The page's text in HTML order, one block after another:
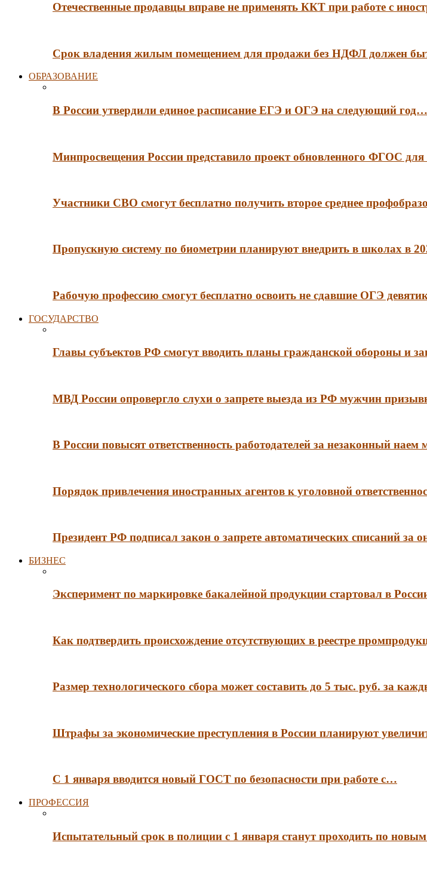
Отечественные продавцы вправе не применять ККТ при работе с
Срок владения жилым помещением для продажи без НДФЛ должен
ОБРАЗОВАНИЕ
В России утвердили единое расписание ЕГЭ и ОГЭ на следующий год…
Минпросвещения России представило проект обновленного ФГОС для
Участники СВО смогут бесплатно получить второе среднее
Пропускную систему по биометрии планируют внедрить в школах в
Рабочую профессию смогут бесплатно освоить не сдавшие ОГЭ
ГОСУДАРСТВО
Главы субъектов РФ смогут вводить планы гражданской обороны и
МВД России опровергло слухи о запрете выезда из РФ мужчин
В России повысят ответственность работодателей за незаконный наем
Порядок привлечения иностранных агентов к уголовной
Президент РФ подписал закон о запрете автоматических списаний за
БИЗНЕС
Эксперимент по маркировке бакалейной продукции стартовал в
Как подтвердить происхождение отсутствующих в реестре
Размер технологического сбора может составить до 5 тыс. руб. за
Штрафы за экономические преступления в России планируют
С 1 января вводится новый ГОСТ по безопасности при работе с…
ПРОФЕССИЯ
Испытательный срок в полиции с 1 января станут проходить по